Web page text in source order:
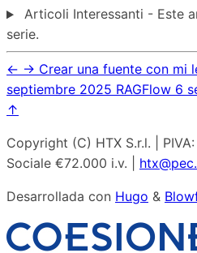
Articoli Interessanti - Este
serie.
← → Crear una fuente con mi
septiembre 2025 RAGFlow 6
↑
Copyright (C) HTX S.r.l. |
Sociale €72.000 i.v. |
Desarrollada con Hugo &